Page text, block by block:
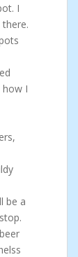
I
how I
be a